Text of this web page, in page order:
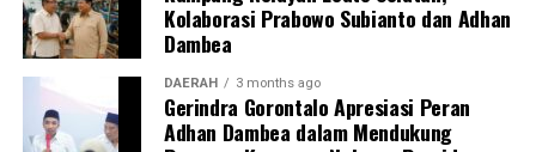
mengenai pola hidup bersih dan sehat (PHBS)
pencegahan tuberkulosis.
Kolaborasi Prabowo Subianto dan Adhan
Dambea
DAERAH 3 months ago
Gerindra Gorontalo Apresiasi Peran
Adhan Dambea dalam Mendukung